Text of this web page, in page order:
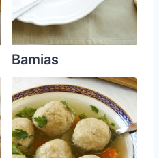
Bamias